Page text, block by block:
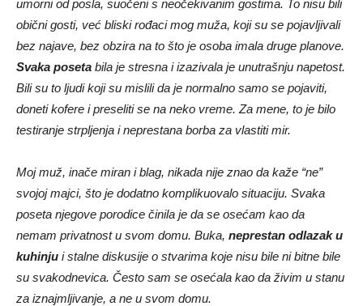
umorni od posla, suočeni s neočekivanim gostima. To nisu bili
obični gosti, već bliski rođaci mog muža, koji su se pojavljivali
bez najave, bez obzira na to što je osoba imala druge planove.
Svaka poseta bila je stresna i izazivala je unutrašnju napetost.
Bili su to ljudi koji su mislili da je normalno samo se pojaviti,
doneti kofere i preseliti se na neko vreme. Za mene, to je bilo
testiranje strpljenja i neprestana borba za vlastiti mir.
Moj muž, inače miran i blag, nikada nije znao da kaže “ne”
svojoj majci, što je dodatno komplikuovalo situaciju. Svaka
poseta njegove porodice činila je da se osećam kao da
nemam privatnost u svom domu. Buka, neprestan odlazak u
kuhinju i stalne diskusije o stvarima koje nisu bile ni bitne bile
su svakodnevica. Često sam se osećala kao da živim u stanu
za iznajmljivanje, a ne u svom domu.